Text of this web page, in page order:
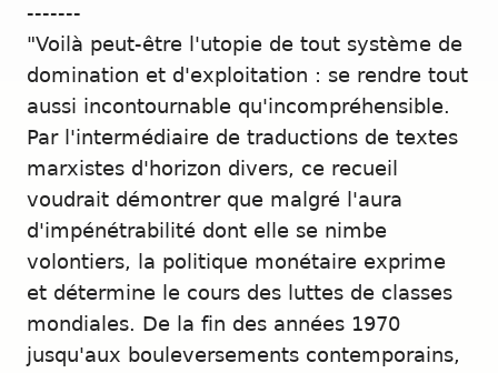
-------
"Voilà peut-être l'utopie de tout système de
domination et d'exploitation : se rendre tout
aussi incontournable qu'incompréhensible.
Par l'intermédiaire de traductions de textes
marxistes d'horizon divers, ce recueil
voudrait démontrer que malgré l'aura
d'impénétrabilité dont elle se nimbe
volontiers, la politique monétaire exprime
et détermine le cours des luttes de classes
mondiales. De la fin des années 1970
jusqu'aux bouleversements contemporains,